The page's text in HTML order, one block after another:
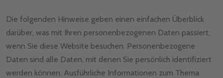
Die folgenden Hinweise geben einen einfachen Überblick
darüber, was mit Ihren personenbezogenen Daten passiert,
wenn Sie diese Website besuchen. Personenbezogene
Daten sind alle Daten, mit denen Sie persönlich identifiziert
werden können. Ausführliche Informationen zum Thema